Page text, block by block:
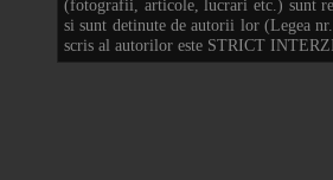
(fotografii, articole, lucrari etc.) sunt
si sunt detinute de autorii lor (Legea
scris al autorilor este STRICT